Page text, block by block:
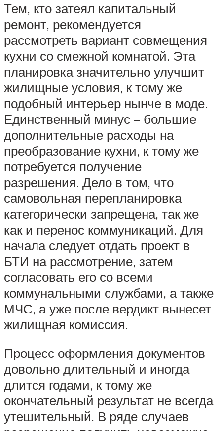
Тем, кто затеял капитальный
ремонт, рекомендуется
рассмотреть вариант совмещения
кухни со смежной комнатой. Эта
планировка значительно улучшит
жилищные условия, к тому же
подобный интерьер нынче в моде.
Единственный минус – большие
дополнительные расходы на
преобразование кухни, к тому же
потребуется получение
разрешения. Дело в том, что
самовольная перепланировка
категорически запрещена, так же
как и перенос коммуникаций. Для
начала следует отдать проект в
БТИ на рассмотрение, затем
согласовать его со всеми
коммунальными службами, а также
МЧС, а уже после вердикт вынесет
жилищная комиссия.
Процесс оформления документов
довольно длительный и иногда
длится годами, к тому же
окончательный результат не всегда
утешительный. В ряде случаев